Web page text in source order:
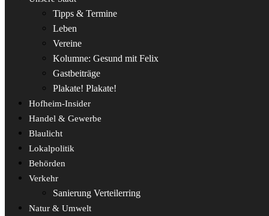
Tipps & Termine
Leben
Vereine
Kolumne: Gesund mit Felix
Gastbeiträge
Plakate! Plakate!
Hofheim-Insider
Handel & Gewerbe
Blaulicht
Lokalpolitik
Behörden
Verkehr
Sanierung Verteilerring
Natur & Umwelt